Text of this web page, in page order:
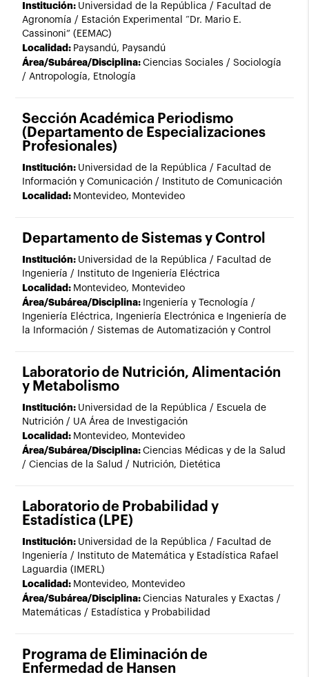
Institución: Universidad de la República / Facultad de
Agronomía / Estación Experimental “Dr. Mario E.
Cassinoni” (EEMAC)
Localidad: Paysandú, Paysandú
Área/Subárea/Disciplina:Ciencias Sociales / Sociología
/ Antropología, Etnología
Sección Académica Periodismo
(Departamento de Especializaciones
Profesionales)
Institución: Universidad de la República / Facultad de
Información y Comunicación / Instituto de Comunicación
Localidad: Montevideo, Montevideo
Departamento de Sistemas y Control
Institución: Universidad de la República / Facultad de
Ingeniería / Instituto de Ingeniería Eléctrica
Localidad: Montevideo, Montevideo
Área/Subárea/Disciplina: Ingeniería y Tecnología /
Ingeniería Eléctrica, Ingeniería Electrónica e Ingeniería de
la Información / Sistemas de Automatización y Control
Laboratorio de Nutrición, Alimentación
y Metabolismo
Institución: Universidad de la República / Escuela de
Nutrición / UA Área de Investigación
Localidad: Montevideo, Montevideo
Área/Subárea/Disciplina:Ciencias Médicas y de la Salud
/ Ciencias de la Salud / Nutrición, Dietética
Laboratorio de Probabilidad y
Estadística (LPE)
Institución: Universidad de la República / Facultad de
Ingeniería / Instituto de Matemática y Estadística Rafael
Laguardia (IMERL)
Localidad: Montevideo, Montevideo
Área/Subárea/Disciplina:Ciencias Naturales y Exactas /
Matemáticas / Estadística y Probabilidad
Programa de Eliminación de
Enfermedad de Hansen